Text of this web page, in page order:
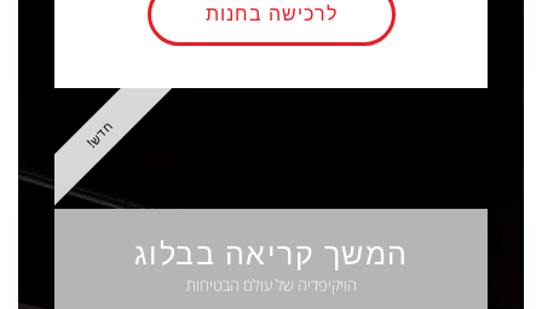
לרכישה בחנות
חדש!
המשך קריאה בבלוג
הויקיפדיה של עולם הבטיחות